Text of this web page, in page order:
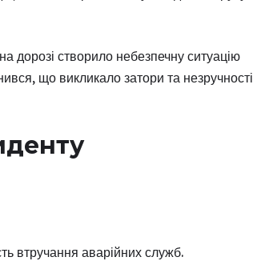
дорозі створило небезпечну ситуацію
що викликало затори та незручності
втручання аварійних служб.